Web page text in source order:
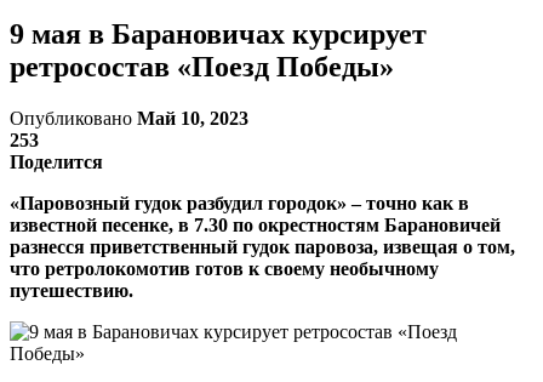
9 мая в Барановичах курсирует
ретросостав «Поезд Победы»
Опубликовано Май 10, 2023
253
Поделится
«Паровозный гудок разбудил городок» – точно как в
известной песенке, в 7.30 по окрестностям Барановичей
разнесся приветственный гудок паровоза, извещая о том,
что ретролокомотив готов к своему необычному
путешествию.